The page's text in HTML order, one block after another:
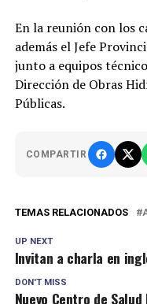
En la reunión con los
además el Jefe
junto a equipos
Dirección de Obras
Públicas.
COMPARTIR
TEMAS RELACIONADOS
UP NEXT
Invitan a charla en
DON'T MISS
Nuevo Centro de